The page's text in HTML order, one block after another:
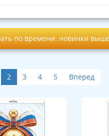
по времени: новинки
2 3 4 5 Вперед